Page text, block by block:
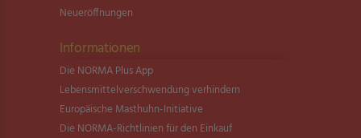
Neueröffnungen
Informationen
Die NORMA Plus App
Lebensmittel­verschwendung verhindern
Europäische Masthuhn-Initiative
Die NORMA-Richtlinien für den Einkauf